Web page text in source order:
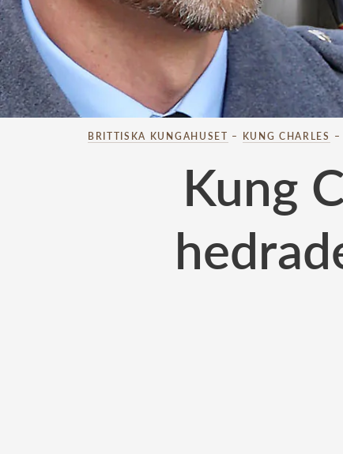
BRITTISKA KUNGAHUSET – KUNG CHARLES –
Kung